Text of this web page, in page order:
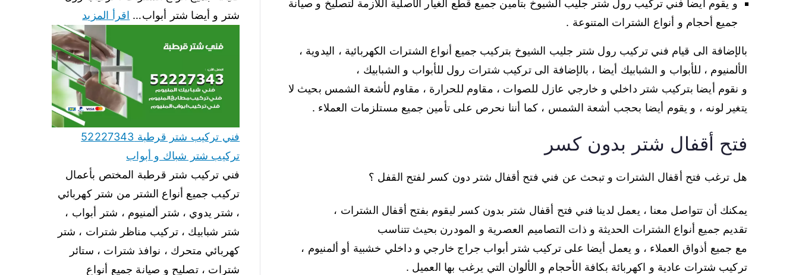
و يقوم أيضا فني تركيب رول شتر جليب الشيوخ بتأمين جميع قطع الغيار الأصلية اللازمة لتصليخ و صيانة
جميع أحجام و أنواع الشترات المتنوعة .
بالإضافة الى قيام فني تركيب رول شتر جليب الشيوخ بتركيب جميع أنواع الشترات الكهربائية ، اليدوية ،
الألمنيوم ، للأبواب و الشبابيك أيضا ، بالإضافة الى تركيب شترات رول للأبواب و الشبابيك ،
و نقوم أيضا بتركيب شتر داخلي و خارجي عازل للصوات ، مقاوم للحرارة ، مقاوم لأشعة الشمس بحيث لا
يتغير لونه ، و يقوم أيضا بحجب أشعة الشمس ، كما أننا نحرص على تأمين جميع مستلزمات العملاء .
فتح أقفال شتر بدون كسر
هل ترغب فتح أقفال الشترات و تبحث عن فني فتح أقفال شتر دون كسر لفتح القفل ؟
يمكنك أن تتواصل معنا ، يعمل لدينا فني فتح أقفال شتر بدون كسر ليقوم بفتح أقفال الشترات ،
تقديم جميع أنواع الشترات الحديثة و ذات التصاميم العصرية و المودرن بحيث تتناسب
مع جميع أذواق العملاء ، و يعمل أيضا على تركيب شتر أبواب جراج خارجي و داخلي خشبية أو ألمنيوم ،
تركيب شترات عادية و اكهربائة بكافة الأحجام و الألوان التي يرغب بها العميل .
شتر و أيضا شتر أبواب… اقرأ المزيد
فني تركيب شتر قرطبة 52227343
تركيب شتر شباك و أبواب
فني تركيب شتر قرطبة المختص بأعمال
تركيب جميع أنواع الشتر من شتر كهربائي
، شتر يدوي ، شتر ألمنيوم ، شتر أبواب ،
شتر شبابيك ، تركيب مناظر شترات ، شتر
كهربائي متحرك ، نوافذ شترات ، ستائر
شترات ، تصليح و صيانة جميع أنواع